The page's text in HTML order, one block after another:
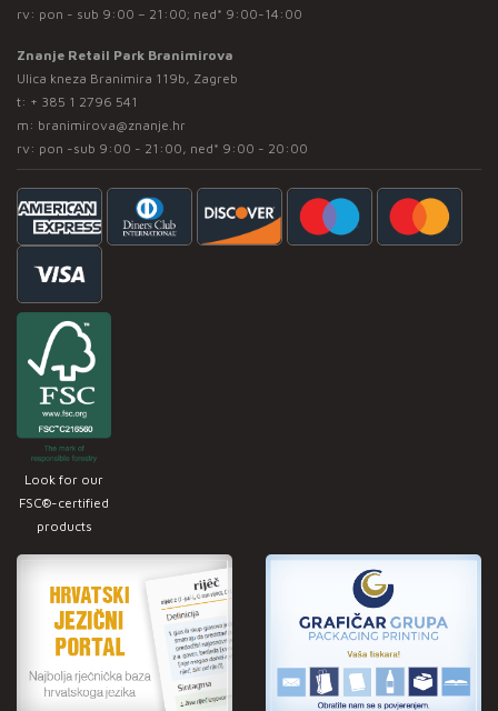
rv: pon - sub 9:00 – 21:00; ned* 9:00-14:00
Znanje Retail Park Branimirova
Ulica kneza Branimira 119b, Zagreb
t: + 385 1 2796 541
m: branimirova@znanje.hr
rv: pon -sub 9:00 - 21:00, ned* 9:00 - 20:00
Look for our
FSC®-certified
products